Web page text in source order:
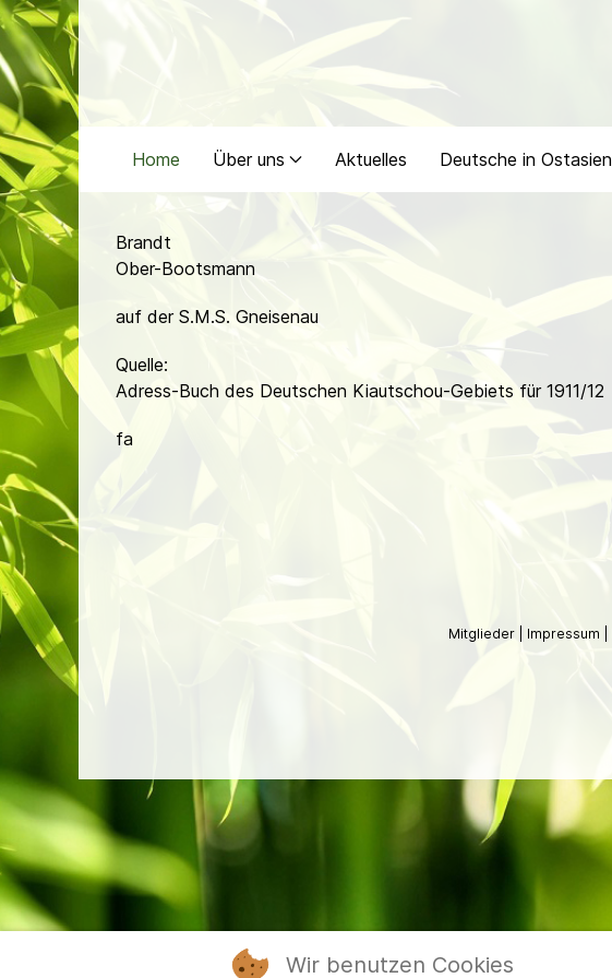
Home Über uns Aktuelles Deutsche in Ostasien
Brandt
Ober-Bootsmann
auf der S.M.S. Gneisenau
Quelle:
Adress-Buch des Deutschen Kiautschou-Gebiets für 1911/12
fa
Mitglieder Impressum
Wir benutzen Cookies